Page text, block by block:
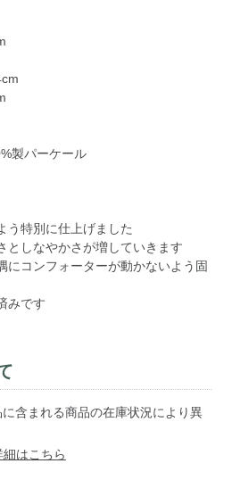
製パーケール
う特別に仕上げました
としなやかさが増していきます
にコンフォーターが動かないよう固
みです
含まれる商品の在庫状況により異
細はこちら